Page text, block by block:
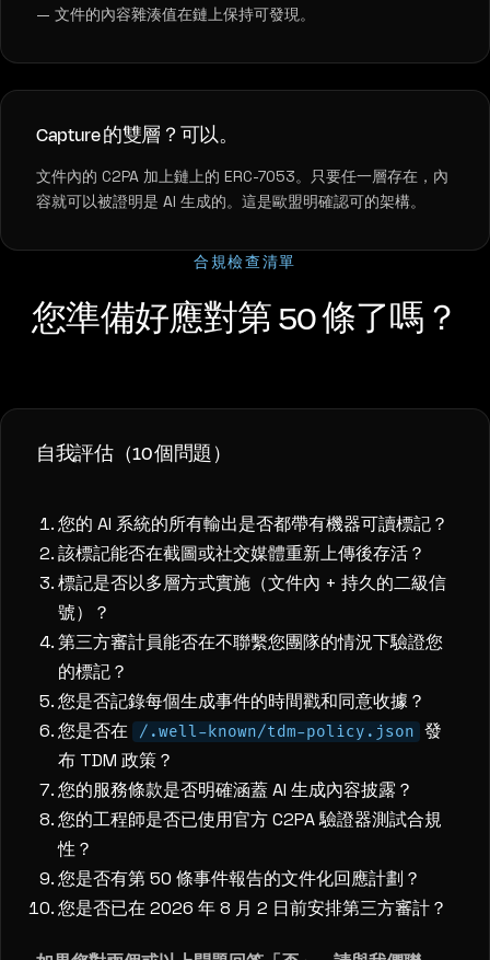
— 文件的內容雜湊值在鏈上保持可發現。
Capture 的雙層？可以。
文件內的 C2PA 加上鏈上的 ERC-7053。只要任一層存在，內
容就可以被證明是 AI 生成的。這是歐盟明確認可的架構。
合規檢查清單
您準備好應對第 50 條了嗎？
自我評估（10 個問題）
您的 AI 系統的所有輸出是否都帶有機器可讀標記？
該標記能否在截圖或社交媒體重新上傳後存活？
標記是否以多層方式實施（文件內 + 持久的二級信
號）？
第三方審計員能否在不聯繫您團隊的情況下驗證您
的標記？
您是否記錄每個生成事件的時間戳和同意收據？
您是否在
/.well-known/tdm-policy.json 發
布 TDM 政策？
您的服務條款是否明確涵蓋 AI 生成內容披露？
您的工程師是否已使用官方 C2PA 驗證器測試合規
性？
您是否有第 50 條事件報告的文件化回應計劃？
您是否已在 2026 年 8 月 2 日前安排第三方審計？